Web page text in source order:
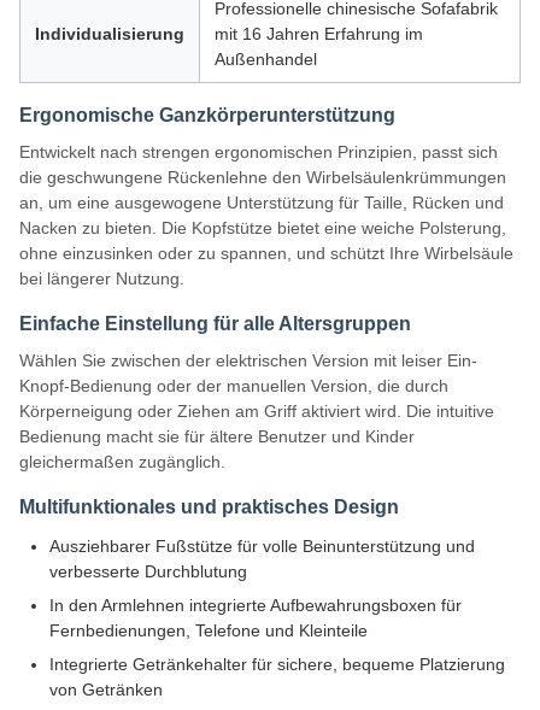
Individualisierung
Professionelle chinesische Sofafabrik
mit 16 Jahren Erfahrung im
Außenhandel
Ergonomische Ganzkörperunterstützung
Entwickelt nach strengen ergonomischen Prinzipien, passt sich
die geschwungene Rückenlehne den Wirbelsäulenkrümmungen
an, um eine ausgewogene Unterstützung für Taille, Rücken und
Nacken zu bieten. Die Kopfstütze bietet eine weiche Polsterung,
ohne einzusinken oder zu spannen, und schützt Ihre Wirbelsäule
bei längerer Nutzung.
Einfache Einstellung für alle Altersgruppen
Wählen Sie zwischen der elektrischen Version mit leiser Ein-
Knopf-Bedienung oder der manuellen Version, die durch
Körperneigung oder Ziehen am Griff aktiviert wird. Die intuitive
Bedienung macht sie für ältere Benutzer und Kinder
gleichermaßen zugänglich.
Multifunktionales und praktisches Design
Ausziehbarer Fußstütze für volle Beinunterstützung und
verbesserte Durchblutung
In den Armlehnen integrierte Aufbewahrungsboxen für
Fernbedienungen, Telefone und Kleinteile
Integrierte Getränkehalter für sichere, bequeme Platzierung
von Getränken